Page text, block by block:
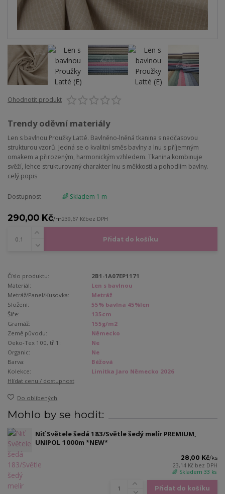
Ohodnotit produkt
Trendy oděvní materiály
Len s bavlnou Proužky Latté. Bavlněno-lněná tkanina s nadčasovou
strukturou vzorů. Jedná se o kvalitní směs bavlny a lnu s příjemným
omakem a přirozeným, harmonickým vzhledem. Tkanina kombinuje
svěží, lehce strukturovaný charakter lnu s měkkostí a pohodlím bavlny.
celý popis
Dostupnost 🌈 Skladem 1 m
290,00 Kč/m239,67 Kčbez DPH
Přidat do košíku
Číslo produktu:
2B1-1A07EP1171
Materiál:
Len s bavlnou
Metráž/Panel/Kusovka:
Metráž
Složení:
55% bavlna 45%len
Šíře:
135cm
Gramáž:
155g/m2
Země původu:
Německo
Oeko-Tex 100, tř.1:
Ne
Organic:
Ne
Barva:
Béžová
Kolekce:
Limitka Jaro Německo 2026
Hlídat cenu / dostupnost
Do oblíbených
Mohlo by se hodit:
Niť Světele šedá 183/Světle šedý melír PREMIUM,
UNIPOL 1000m *NEW*
28,00 Kč/ks
23,14 Kč bez DPH
🌈 Skladem 33 ks
Přidat do košíku